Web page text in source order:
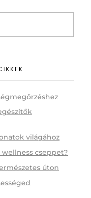
világához
wellness cseppet?
úton